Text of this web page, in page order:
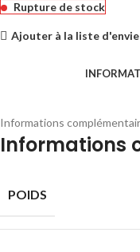
Rupture de stock
Ajouter à la liste
Informations
Informations
POIDS